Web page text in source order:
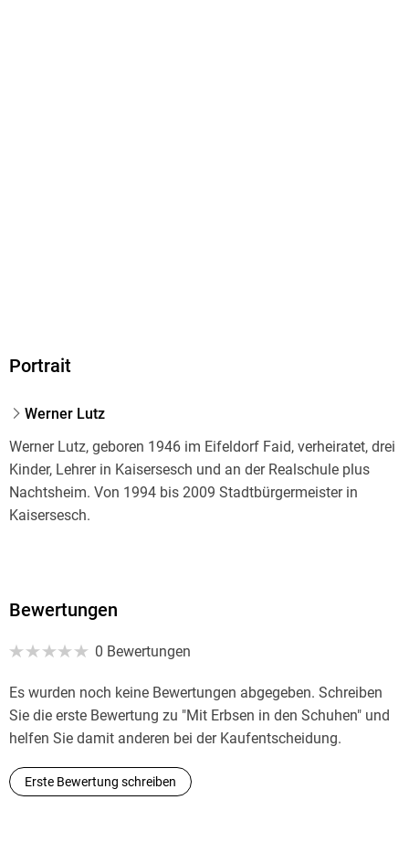
Portrait
Werner Lutz
Werner Lutz, geboren 1946 im Eifeldorf Faid, verheiratet, drei
Kinder, Lehrer in Kaisersesch und an der Realschule plus
Nachtsheim. Von 1994 bis 2009 Stadtbürgermeister in
Kaisersesch.
Bewertungen
0 Bewertungen
Es wurden noch keine Bewertungen abgegeben. Schreiben
Sie die erste Bewertung zu "Mit Erbsen in den Schuhen" und
helfen Sie damit anderen bei der Kaufentscheidung.
Erste Bewertung schreiben